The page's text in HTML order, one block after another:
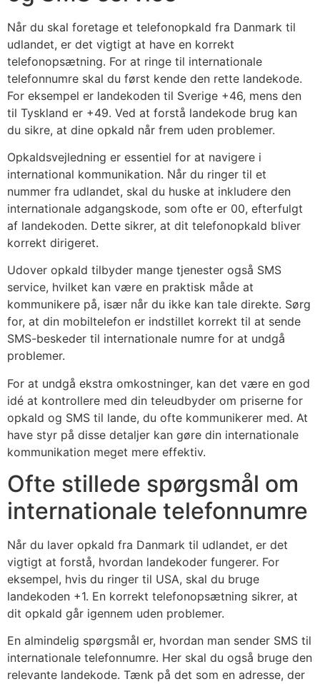
Når du skal foretage et telefonopkald fra Danmark til
udlandet, er det vigtigt at have en korrekt
telefonopsætning. For at ringe til internationale
telefonnumre skal du først kende den rette landekode.
For eksempel er landekoden til Sverige +46, mens den
til Tyskland er +49. Ved at forstå landekode brug kan
du sikre, at dine opkald når frem uden problemer.
Opkaldsvejledning er essentiel for at navigere i
international kommunikation. Når du ringer til et
nummer fra udlandet, skal du huske at inkludere den
internationale adgangskode, som ofte er 00, efterfulgt
af landekoden. Dette sikrer, at dit telefonopkald bliver
korrekt dirigeret.
Udover opkald tilbyder mange tjenester også SMS
service, hvilket kan være en praktisk måde at
kommunikere på, især når du ikke kan tale direkte. Sørg
for, at din mobiltelefon er indstillet korrekt til at sende
SMS-beskeder til internationale numre for at undgå
problemer.
For at undgå ekstra omkostninger, kan det være en god
idé at kontrollere med din teleudbyder om priserne for
opkald og SMS til lande, du ofte kommunikerer med. At
have styr på disse detaljer kan gøre din internationale
kommunikation meget mere effektiv.
Ofte stillede spørgsmål om
internationale telefonnumre
Når du laver opkald fra Danmark til udlandet, er det
vigtigt at forstå, hvordan landekoder fungerer. For
eksempel, hvis du ringer til USA, skal du bruge
landekoden +1. En korrekt telefonopsætning sikrer, at
dit opkald går igennem uden problemer.
En almindelig spørgsmål er, hvordan man sender SMS til
internationale telefonnumre. Her skal du også bruge den
relevante landekode. Tænk på det som en adresse, der